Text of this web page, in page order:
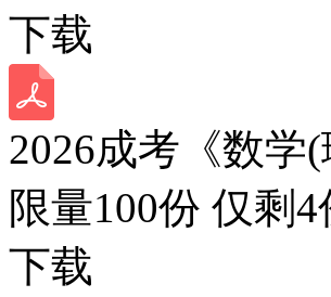
下载
2026成考《数学
限量100份 仅剩4
下载